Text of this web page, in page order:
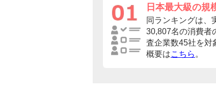
日本最大級の規
同ランキングは、
30,807名の消費者
査企業数45社を対
概要はこちら 。